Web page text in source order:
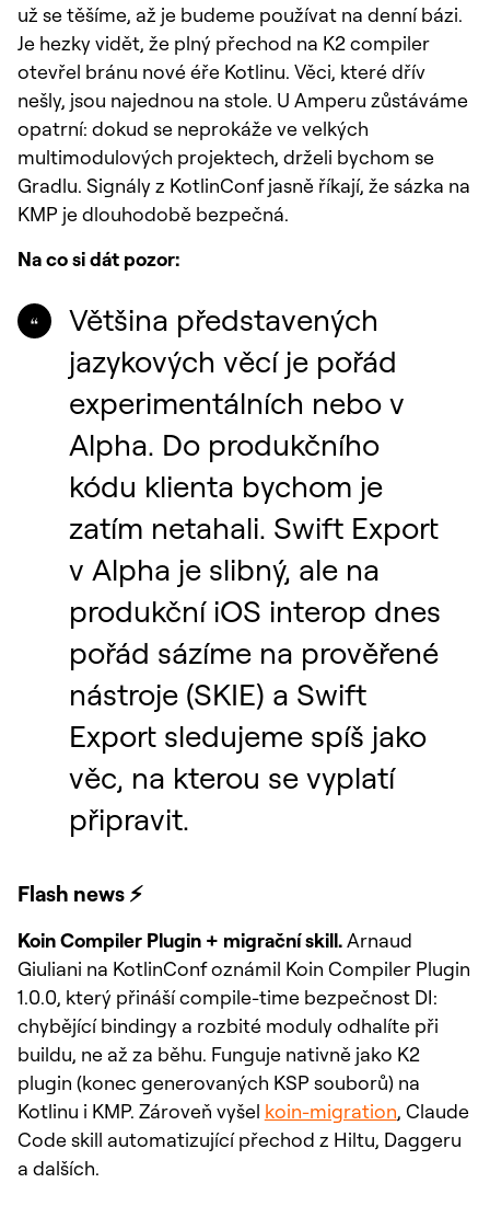
už se těšíme, až je budeme používat na denní bázi.
Je hezky vidět, že plný přechod na K2 compiler
otevřel bránu nové éře Kotlinu. Věci, které dřív
nešly, jsou najednou na stole. U Amperu zůstáváme
opatrní: dokud se neprokáže ve velkých
multimodulových projektech, drželi bychom se
Gradlu. Signály z KotlinConf jasně říkají, že sázka na
KMP je dlouhodobě bezpečná.
Na co si dát pozor:
Většina představených
jazykových věcí je pořád
experimentálních nebo v
Alpha. Do produkčního
kódu klienta bychom je
zatím netahali. Swift Export
v Alpha je slibný, ale na
produkční iOS interop dnes
pořád sázíme na prověřené
nástroje (SKIE) a Swift
Export sledujeme spíš jako
věc, na kterou se vyplatí
připravit.
Flash news ⚡
Koin Compiler Plugin + migrační skill.Arnaud
Giuliani na KotlinConf oznámil Koin Compiler Plugin
1.0.0, který přináší compile-time bezpečnost DI:
chybějící bindingy a rozbité moduly odhalíte při
buildu, ne až za běhu. Funguje nativně jako K2
plugin (konec generovaných KSP souborů) na
Kotlinu i KMP. Zároveň vyšel koin-migration, Claude
Code skill automatizující přechod z Hiltu, Daggeru
a dalších.